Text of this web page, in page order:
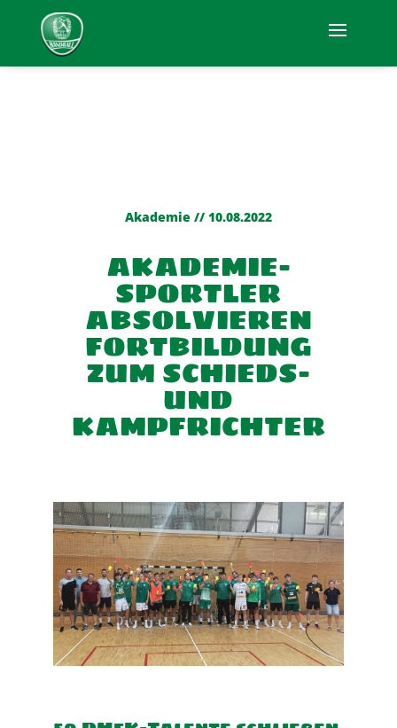
Akademie // 10.08.2022
AKADEMIE-
SPORTLER
ABSOLVIEREN
FORTBILDUNG
ZUM SCHIEDS-
UND
KAMPFRICHTER